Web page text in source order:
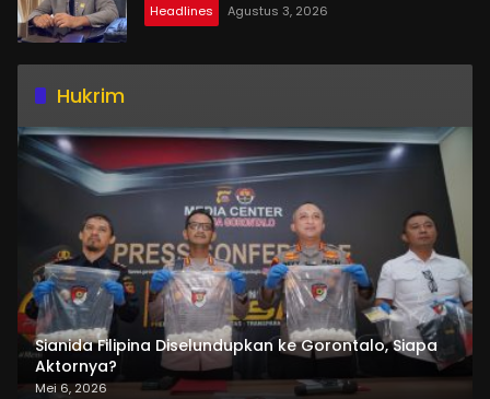
Headlines Agustus 3, 2026
Hukrim
Sianida Filipina Diselundupkan ke Gorontalo, Siapa
Aktornya?
Mei 6, 2026